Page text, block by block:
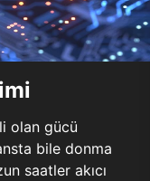
olan gücü
bile donma
saatler akıcı